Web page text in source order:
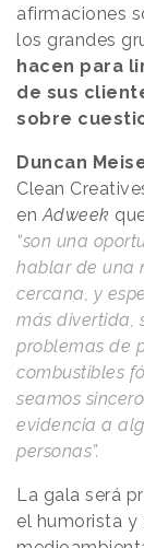
afirmaciones
los grandes
hacen para
de sus
sobre
Duncan
Clean
enAdweek
“son una
hablar de una
cercana, y
más divertida,
problemas de
combustibles
seamos
evidencia a
personas”.
La gala será
el humorista y